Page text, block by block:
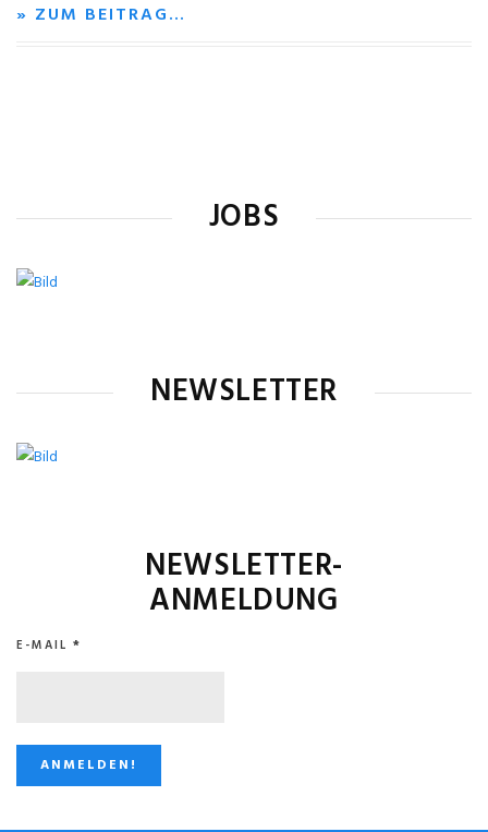
» ZUM BEITRAG…
JOBS
NEWSLETTER
NEWSLETTER-
ANMELDUNG
E-MAIL *